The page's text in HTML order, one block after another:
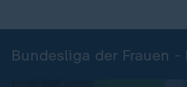
Bundesliga der Frauen